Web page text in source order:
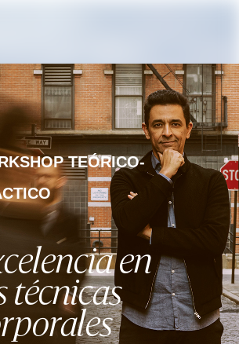
TEÓRICO-
en
técnicas